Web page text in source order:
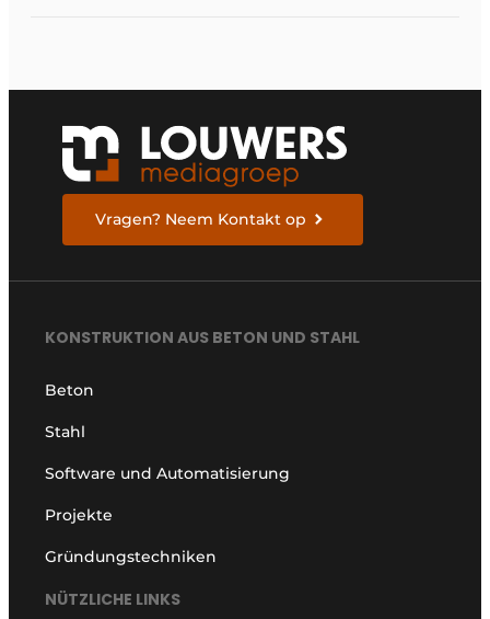
Vragen? Neem Kontakt op
KONSTRUKTION AUS BETON UND STAHL
Beton
Stahl
Software und Automatisierung
Projekte
Gründungstechniken
NÜTZLICHE LINKS